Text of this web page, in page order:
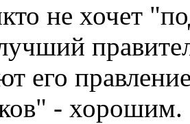
не хочет
его
- хорошим.